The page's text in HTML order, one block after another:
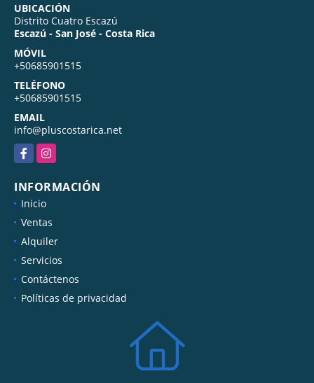
UBICACIÓN
Distrito Cuatro Escazú
Escazú - San José - Costa Rica
MÓVIL
+50685901515
TELÉFONO
+50685901515
EMAIL
info@pluscostarica.net
FacebookInstagram
INFORMACIÓN
Inicio
Ventas
Alquiler
Servicios
Contáctenos
Políticas de privacidad